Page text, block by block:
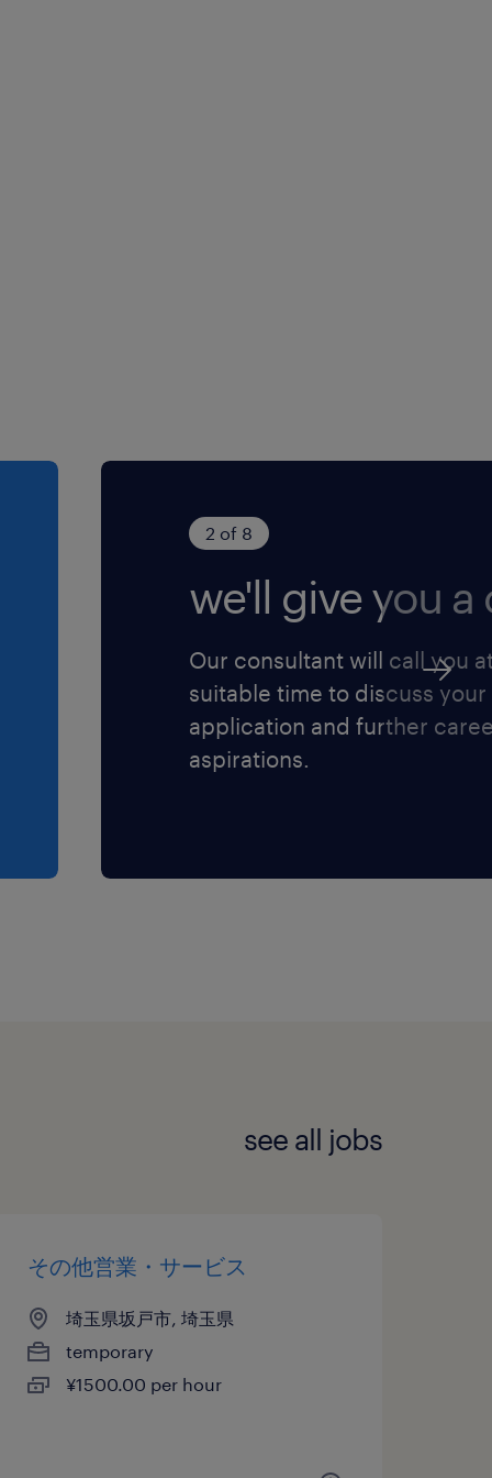
2 of 8
we'll give you a
Our consultant will call you
suitable time to discuss your
application and further
aspirations.
see all jobs
その他営業・サービス
埼玉県坂戸市, 埼玉県
temporary
¥1500.00 per hour